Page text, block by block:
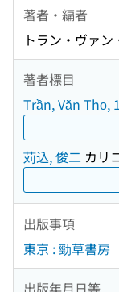
著者・編者
トラン・ヴァ
著者標目
Trần, Văn Thọ,
苅込, 俊二 カリ
出版事項
東京 : 勁草書房
出版年月日等